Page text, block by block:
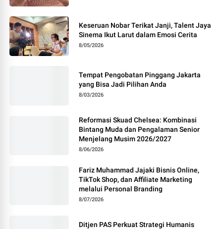
Keseruan Nobar Terikat Janji, Talent Jaya
Sinema Ikut Larut dalam Emosi Cerita
8/05/2026
Tempat Pengobatan Pinggang Jakarta
yang Bisa Jadi Pilihan Anda
8/03/2026
Reformasi Skuad Chelsea: Kombinasi
Bintang Muda dan Pengalaman Senior
Menjelang Musim 2026/2027
8/06/2026
Fariz Muhammad Jajaki Bisnis Online,
TikTok Shop, dan Affiliate Marketing
melalui Personal Branding
8/07/2026
Ditjen PAS Perkuat Strategi Humanis